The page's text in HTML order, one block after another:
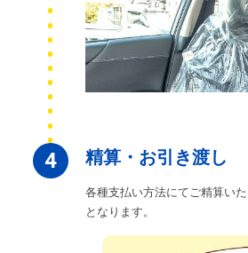
4 精算・お引き渡し
各種支払い方法にてご精算い
となります。